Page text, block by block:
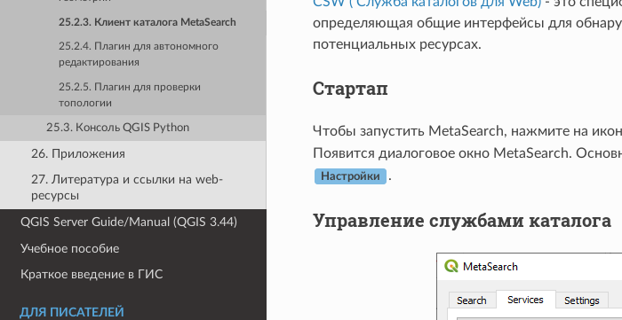
25.2.3. Клиент каталога MetaSearch
25.2.4. Плагин для автономного
редактирования
25.2.5. Плагин для проверки
топологии
25.3. Консоль QGIS Python
26. Приложения
27. Литература и ссылки на web-
ресурсы
QGIS Server Guide/Manual (QGIS 3.44)
Учебное пособие
Краткое введение в ГИС
ДЛЯ ПИСАТЕЛЕЙ
определяющая общие интерфейсы для
потенциальных ресурсах.
Стартап
Чтобы запустить MetaSearch, нажмите на
Появится диалоговое окно MetaSearch.
Настройки .
Управление службами каталога